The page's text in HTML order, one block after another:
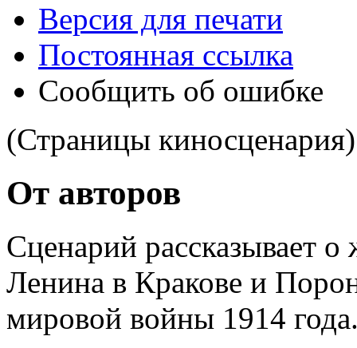
Версия для печати
Постоянная ссылка
Сообщить об ошибке
(Страницы киносценария)
От авторов
Сценарий рассказывает
Ленина в Кракове и
мировой войны 1914